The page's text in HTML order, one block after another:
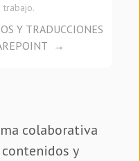
Y TRADUCCIONES
colaborativa
y